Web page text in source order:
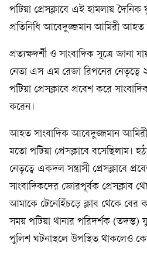
পটিয়া প্রেসক্লাবে এই হামলায় দৈনিক
প্রতিনিধি আবেদুজ্জমান আমিরী আহত
প্রত্যক্ষদর্শী ও সাংবাদিক সূত্রে
নেতা এস এম রেজা রিপনের
পটিয়া প্রেসক্লাবে প্রবেশ করে
করেন।
আহত সাংবাদিক আবেদুজ্জমান আমিরী
মতো পটিয়া প্রেসক্লাবে বসেছিলাম।
নেতৃত্বে একদল সন্ত্রাসী প্রেসক্লাবে
সাংবাদিকদের জোরপূর্বক প্রেসক্লাব
আমাকে টেনেহিঁচড়ে ক্লাব থেকে বের
সময় পটিয়া থানার পরিদর্শক
পুলিশ ঘটনাস্থলে উপস্থিত থাকলেও